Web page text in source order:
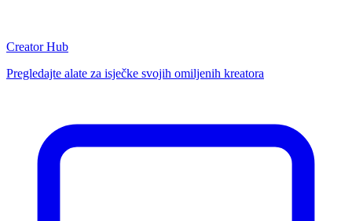
Creator Hub
Pregledajte alate za isječke svojih omiljenih kreatora